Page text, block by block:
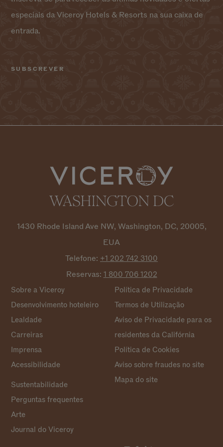
especiais da Viceroy Hotels & Resorts na sua caixa de
entrada.
1430 Rhode Island Ave NW, Washington, DC, 20005,
EUA
Telefone: +1 202 742 3100
Reservas: 1 800 706 1202
Sobre a Viceroy
Desenvolvimento hoteleiro
Lealdade
Carreiras
Imprensa
Acessibilidade
Política de Privacidade
Termos de Utilização
Aviso de Privacidade para os
residentes da Califórnia
Política de Cookies
Aviso sobre fraudes no site
Mapa do site
Sustentabilidade
Perguntas frequentes
Arte
Journal do Viceroy